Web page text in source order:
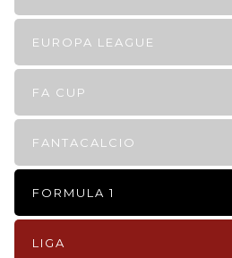
EUROPA LEAGUE
FA CUP
FANTACALCIO
FORMULA 1
LIGA